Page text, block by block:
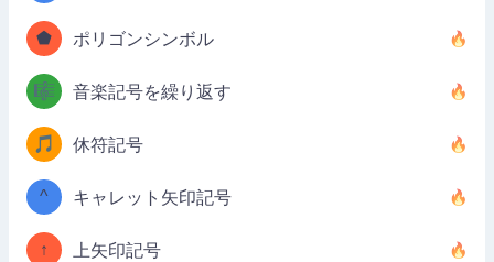
⬟ ポリゴンシンボル
🎼 音楽記号を繰り返す
🎵 休符記号
^ キャレット矢印記号
↑ 上矢印記号